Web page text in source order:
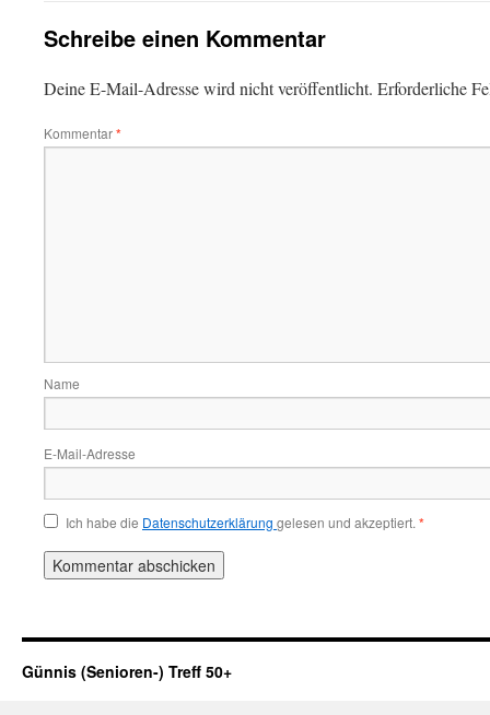
Schreibe einen Kommentar
Deine E-Mail-Adresse wird nicht veröffentlicht. Erforderliche
Kommentar*
Name
E-Mail-Adresse
Ich habe die Datenschutzerklärung gelesen und akzeptiert. *
Günnis (Senioren-) Treff 50+